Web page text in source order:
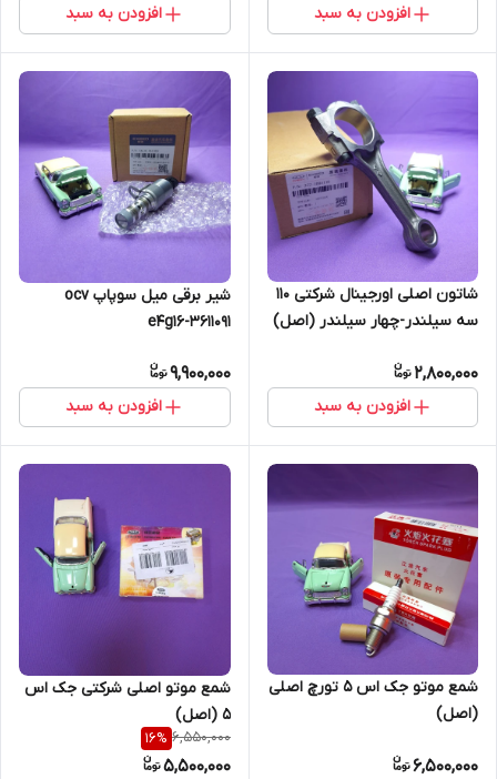
افزودن به سبد افزودن به سبد
شاتون اصلی اورجینال شرکتی 110
سه سیلندر-چهار سیلندر (اصل)
2,800,000
افزودن به سبد
شیر برقی میل سوپاپ ocv
e4g16-3611091
9,900,000
افزودن به سبد
شمع موتو جک اس 5 تورچ اصلی
(اصل)
6,500,000
شمع موتو اصلی شرکتی جک اس
5 (اصل)
6,550,000
16%
5,500,000